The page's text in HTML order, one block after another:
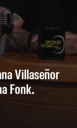
Villaseñor
Fonk.